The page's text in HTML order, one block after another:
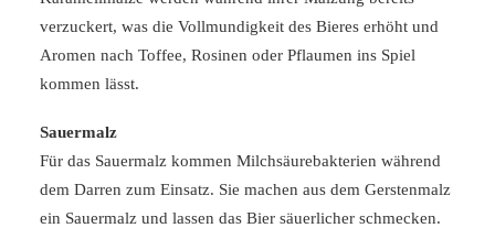
verzuckert, was die Vollmundigkeit des Bieres erhöht und
Aromen nach Toffee, Rosinen oder Pflaumen ins Spiel
kommen lässt.
Sauermalz
Für das Sauermalz kommen Milchsäurebakterien während
dem Darren zum Einsatz. Sie machen aus dem Gerstenmalz
ein Sauermalz und lassen das Bier säuerlicher schmecken.